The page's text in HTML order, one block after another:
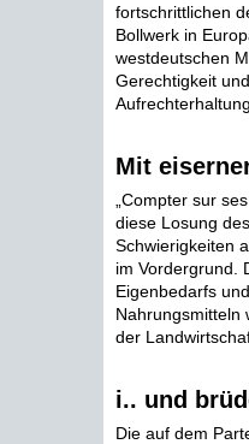
fortschrittlichen
Bollwerk in
westdeutschen
Gerechtigkeit
Mit
„Compter sur
diese Losung
Schwierigkeiten
im Vordergrund.
Eigenbedarfs
Nahrungsmitteln
der
i.. und
Die auf dem